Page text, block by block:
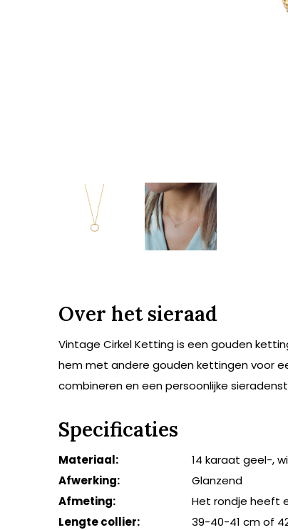
Over het sieraad
Vintage Cirkel Ketting is een gouden
hem met andere gouden kettingen voor
combineren en een persoonlijke
Specificaties
Materiaal:
14 karaat geel-,
Afwerking:
Glanzend
Afmeting:
Het rondje heeft
Lengte collier:
39-40-41 cm of